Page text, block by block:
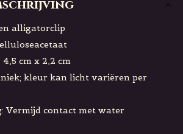
alligatorclip
cm x 2,2 cm
kleur kan licht variëren per
Vermijd contact met water